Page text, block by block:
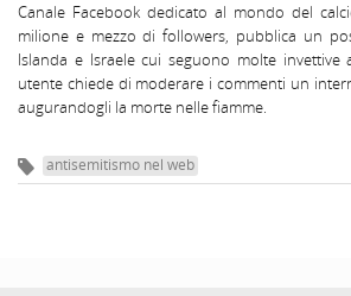
Canale Facebook dedicato al mondo del
milione e mezzo di followers, pubblica un
Islanda e Israele cui seguono molte invettive
utente chiede di moderare i commenti un
augurandogli la morte nelle fiamme.
antisemitismo nel web